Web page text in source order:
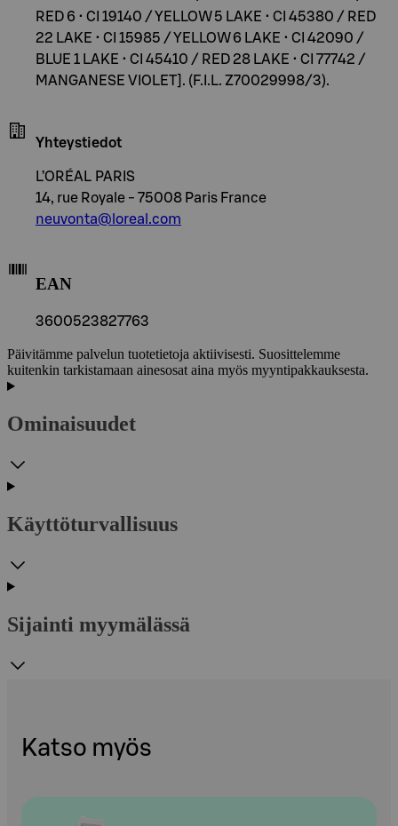
RED 6 • CI 19140 / YELLOW 5 LAKE • CI 45380 / RED
22 LAKE • CI 15985 / YELLOW 6 LAKE • CI 42090 /
BLUE 1 LAKE • CI 45410 / RED 28 LAKE • CI 77742 /
MANGANESE VIOLET]. (F.I.L. Z70029998/3).
Yhteystiedot
L’ORÉAL PARIS
14, rue Royale - 75008 Paris France
neuvonta@loreal.com
EAN
3600523827763
Päivitämme palvelun tuotetietoja aktiivisesti. Suosittelemme
kuitenkin tarkistamaan ainesosat aina myös myyntipakkauksesta.
Ominaisuudet
Käyttöturvallisuus
Sijainti myymälässä
Katso myös